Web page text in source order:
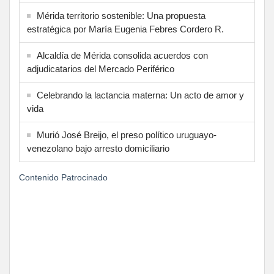
Mérida territorio sostenible: Una propuesta
estratégica por María Eugenia Febres Cordero R.
Alcaldía de Mérida consolida acuerdos con
adjudicatarios del Mercado Periférico
Celebrando la lactancia materna: Un acto de amor y
vida
Murió José Breijo, el preso político uruguayo-
venezolano bajo arresto domiciliario
Contenido Patrocinado